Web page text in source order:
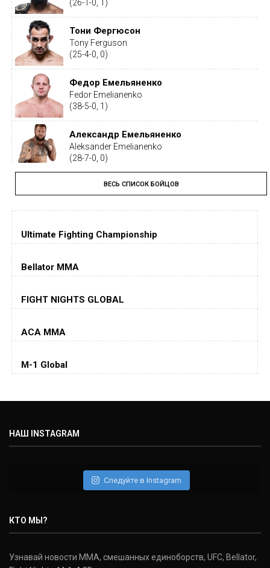
(26-1-0, 1)
Тони Фергюсон
Tony Ferguson
(25-4-0, 0)
Федор Емельяненко
Fedor Emelianenko
(38-5-0, 1)
Александр Емельяненко
Aleksander Emelianenko
(28-7-0, 0)
Тайрон Вудли
Tyron Woodley
(19-5-1, 0)
Дастин Порье
(26-6-0, 1)
Jorge Masvidal
Колби Ковингтон
Дэниель Кормье
(22-2-0, 1)
Donald Cerrone
ВЕСЬ СПИСОК БОЙЦОВ
Ultimate Fighting Championship
Bellator MMA
FIGHT NIGHTS GLOBAL
ACA MMA
M-1 Global
НАШ INSTAGRAM
Следуйте в Instagram
КТО МЫ?
Узнавай новости ММА, смешанных единоборств, UFC, Bellator,